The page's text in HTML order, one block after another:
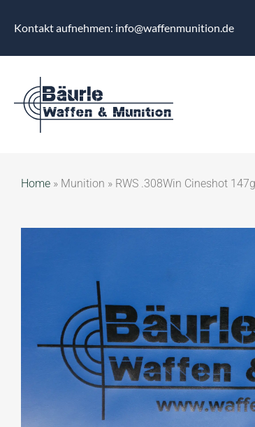
Kontakt aufnehmen: info@waffenmunition.de
Home » Munition » RWS .308Win Cineshot